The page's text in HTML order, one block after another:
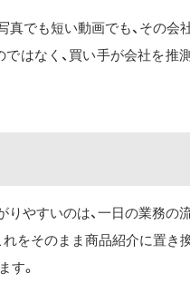
でも短い動画でも、その会
はなく、買い手が会社を推
やすいのは、一日の業務の流
れをそのまま商品紹介に置き
す。